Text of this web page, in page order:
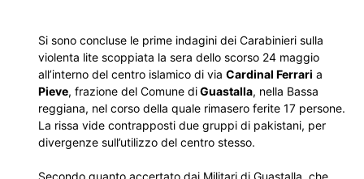
Si sono concluse le prime indagini dei Carabinieri sulla
violenta lite scoppiata la sera dello scorso 24 maggio
all’interno del centro islamico di via Cardinal Ferrari a
Pieve, frazione del Comune diGuastalla, nella Bassa
reggiana, nel corso della quale rimasero ferite 17 persone.
La rissa vide contrapposti due gruppi di pakistani, per
divergenze sull’utilizzo del centro stesso.
Secondo quanto accertato dai Militari di Guastalla, che